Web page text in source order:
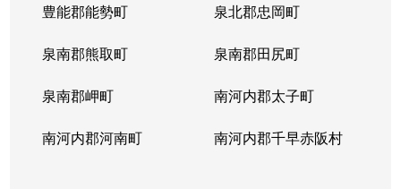
豊能郡能勢町 泉北郡忠岡町
泉南郡熊取町 泉南郡田尻町
泉南郡岬町 南河内郡太子町
南河内郡河南町 南河内郡千早赤阪村